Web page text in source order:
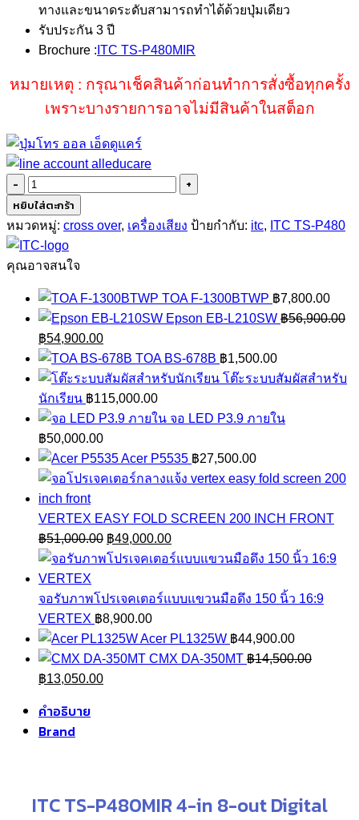
ทางและขนาดระดับสามารถทำได้ด้วยปุ่มเดียว
รับประกัน 3 ปี
Brochure : ITC TS-P480MIR
หมายเหตุ : กรุณาเช็คสินค้าก่อนทำการสั่งซื้อทุกครั้ง
เพราะบางรายการอาจไม่มีสินค้าในสต็อก
จำนวน
ITC
TS-
P480MIR
ชิ้น
หยิบใส่ตะกร้า
หมวดหมู่: cross over, เครื่องเสียง ป้ายกำกับ: itc, ITC TS-P480
คุณอาจสนใจ
TOA F-1300BTWP ฿7,800.00
Epson EB-L210SW ฿56,900.00
Original
price
was:
฿56,900.00.
฿54,900.00Current
price
is:
฿54,900.00.
TOA BS-678B ฿1,500.00
โต๊ะระบบสัมผัสสำหรับ
นักเรียน ฿115,000.00
จอ LED P3.9 ภายใน
฿50,000.00
Acer P5535 ฿27,500.00
VERTEX EASY FOLD SCREEN 200 INCH FRONT
฿51,000.00 Original
price
฿51,000.00.
฿49,000.00Current
price
฿49,000.00.
จอรับภาพโปรเจคเตอร์แบบแขวนมือดึง 150 นิ้ว 16:9
VERTEX ฿8,900.00
Acer PL1325W ฿44,900.00
CMX DA-350MT ฿14,500.00
Original
was:
฿14,500.00.
฿13,050.00Current
คำอธิบาย
Brand
ITC TS-P480MIR 4-in 8-out Digital